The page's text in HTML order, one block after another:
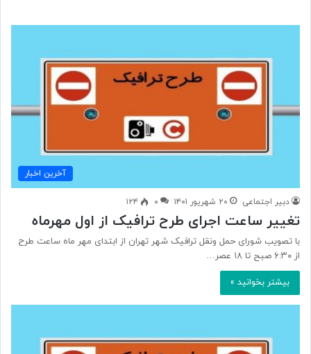
آخرین اخبار
دبیر اجتماعی ۲۰ شهریور ۱۴۰۱ ۰ ۱۲۴
تغییر ساعت اجرای طرح ترافیک از اول مهرماه
با تصویب شورای حمل ونقل ترافیک شهر تهران از ابتدای مهر ماه ساعت طرح
از ۶:۳۰ صبح تا ۱۸ عصر…
بیشتر بخوانید »